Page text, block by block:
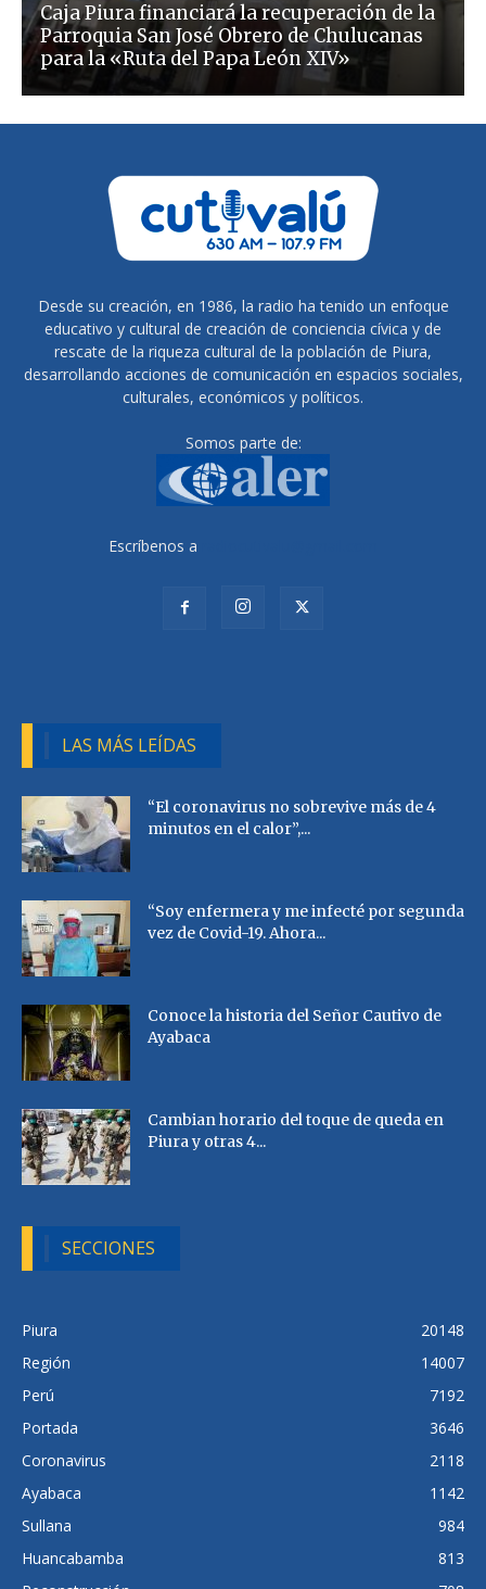
Caja Piura financiará la recuperación de la
Parroquia San José Obrero de Chulucanas
para la «Ruta del Papa León XIV»
Desde su creación, en 1986, la radio ha tenido un enfoque
educativo y cultural de creación de conciencia cívica y de
rescate de la riqueza cultural de la población de Piura,
desarrollando acciones de comunicación en espacios sociales,
culturales, económicos y políticos.
Somos parte de:
Escríbenos a
LAS MÁS LEÍDAS
“El coronavirus no sobrevive más de 4
minutos en el calor”,...
“Soy enfermera y me infecté por segunda
vez de Covid-19. Ahora...
Conoce la historia del Señor Cautivo de
Ayabaca
Cambian horario del toque de queda en
Piura y otras 4...
SECCIONES
Piura
20148
Región
14007
Perú
7192
Portada
3646
Coronavirus
2118
Ayabaca
1142
Sullana
984
Huancabamba
813